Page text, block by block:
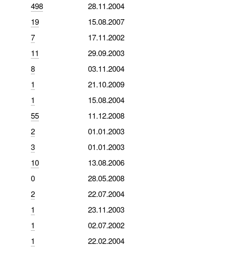
498
28.11.2004
19
15.08.2007
7
17.11.2002
11
29.09.2003
8
03.11.2004
1
21.10.2009
1
15.08.2004
55
11.12.2008
2
01.01.2003
3
01.01.2003
10
13.08.2006
0
28.05.2008
2
22.07.2004
1
23.11.2003
1
02.07.2002
1
22.02.2004